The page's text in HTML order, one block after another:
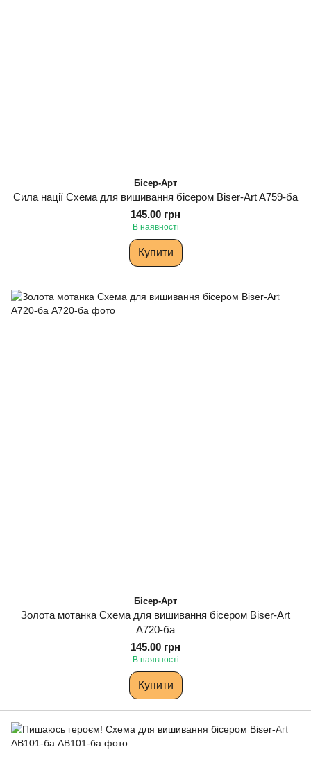
Бісер-Арт
Сила нації Схема для вишивання бісером Biser-Art A759-ба
145.00 грн
В наявності
Купити
Бісер-Арт
Золота мотанка Схема для вишивання бісером Biser-Art
A720-ба
145.00 грн
В наявності
Купити